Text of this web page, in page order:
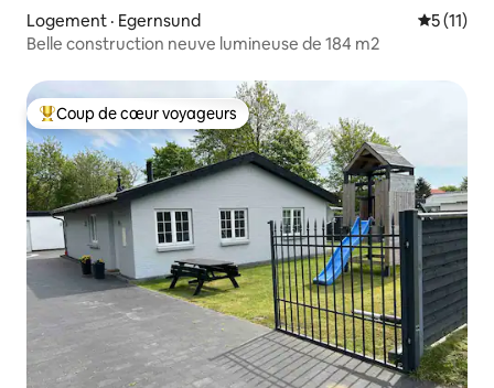
Logement · Egernsund Note
5 (11)
Belle construction neuve lumineuse de 184 m2
Coup de cœur voyageurs parmi les plus aimés
Coup de cœur voyageurs